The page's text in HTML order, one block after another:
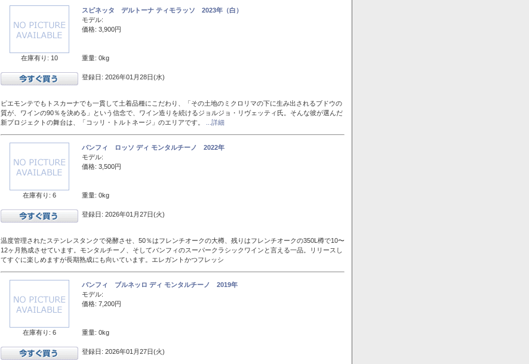
在庫有り: 10
スピネッタ デルトーナ ティモラッソ 2023年（白）
モデル:
価格: 3,900円
重量: 0kg
登録日: 2026年01月28日(水)
ピエモンテでもトスカーナでも一貫して土着品種にこだわり、「その土地のミクロリマの下に生み出されるブドウの
質が、ワインの90％を決める」という信念で、ワイン造りを続けるジョルジョ・リヴェッティ氏。そんな彼が選んだ
新プロジェクトの舞台は、「コッリ・トルトネージ」のエリアです。
...詳細
在庫有り: 6
バンフィ ロッソ ディ モンタルチーノ 2022年
モデル:
価格: 3,500円
重量: 0kg
登録日: 2026年01月27日(火)
温度管理されたステンレスタンクで発酵させ、50％はフレンチオークの大樽、残りはフレンチオークの350L樽で10〜
12ヶ月熟成させています。モンタルチーノ、そしてバンフィのスーパークラシックワインと言える一品。リリースし
てすぐに楽しめますが長期熟成にも向いています。エレガントかつフレッシ
在庫有り: 6
バンフィ ブルネッロ ディ モンタルチーノ 2019年
モデル:
価格: 7,200円
重量: 0kg
登録日: 2026年01月27日(火)